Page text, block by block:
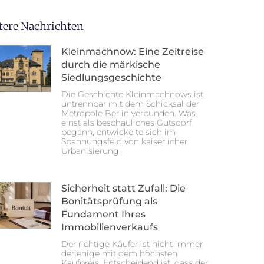
Nachrichten
Kleinmachnow: Eine Zeitreise
durch die märkische
Siedlungsgeschichte
Die Geschichte Kleinmachnows ist
untrennbar mit dem Schicksal der
Metropole Berlin verbunden. Was
einst als beschauliches Gutsdorf
begann, entwickelte sich im
Spannungsfeld von kaiserlicher
Urbanisierung,
Sicherheit statt Zufall: Die
Bonitätsprüfung als
Fundament Ihres
Immobilienverkaufs
Der richtige Käufer ist nicht immer
derjenige mit dem höchsten